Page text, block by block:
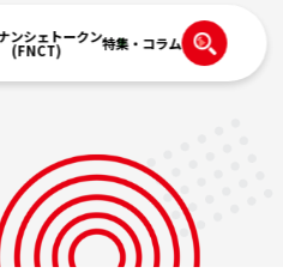
ンシェトークン
(FNCT) 特集・コラム